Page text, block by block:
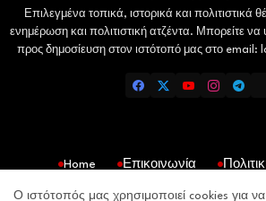
Επιλεγμένα τοπικά, ιστορικά και
ενημέρωση και πολιτιστική ατζέντα. Μπορείτε
προς δημοσίευση στον ιστότοπό μας στο
Home Επικοινωνία
Ο ιστότοπός μας χρησιμοποιεί cookies για να